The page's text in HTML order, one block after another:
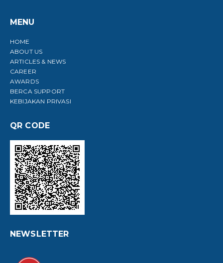
MENU
HOME
ABOUT US
ARTICLES & NEWS
CAREER
AWARDS
BERCA SUPPORT
KEBIJAKAN PRIVASI
QR CODE
NEWSLETTER